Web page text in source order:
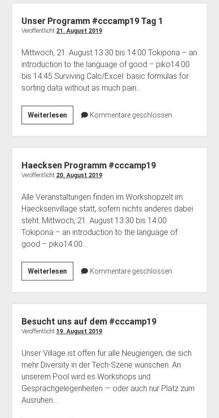
Tag
2
Unser Programm #cccamp19 Tag 1
Veröffentlicht 21. August 2019
Mittwoch, 21. August 13:30 bis 14:00 Tokipona – an
introduction to the language of good – piko14:00
bis 14:45 Surviving Calc/Excel: basic formulas for
sorting data without as much pain…
WeiterlesenUnser
Programm
#cccamp19
Tag
1
Kommentare geschlossen.
Haecksen Programm #cccamp19
Veröffentlicht 20. August 2019
Alle Veranstaltungen finden im Workshopzelt im
Haecksenvillage statt, sofern nichts anderes dabei
steht. Mittwoch, 21. August 13:30 bis 14:00
Tokipona – an introduction to the language of
good – piko14:00…
WeiterlesenHaecksen
Programm
#cccamp19
Kommentare geschlossen.
Besucht uns auf dem #cccamp19
Veröffentlicht 19. August 2019
Unser Village ist offen für alle Neugierigen, die sich
mehr Diversity in der Tech-Szene wünschen. An
unserem Pool wird es Workshops und
Gesprächgelegenheiten — oder auch nur Platz zum
Ausruhen…